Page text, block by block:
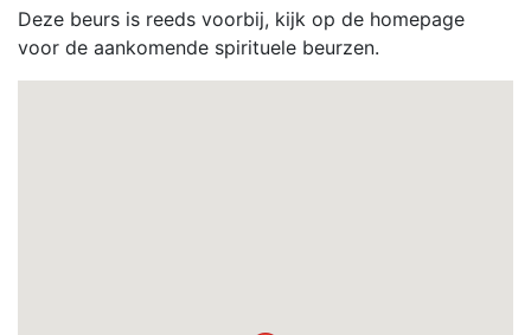
Deze beurs is reeds voorbij, kijk op de homepage
voor de aankomende spirituele beurzen.